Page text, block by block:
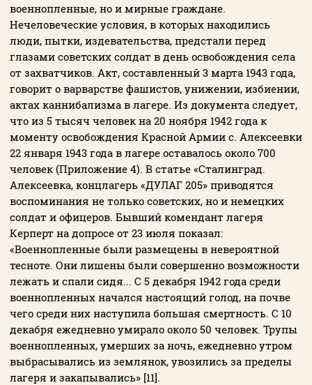
военнопленные, но и мирные граждане.
Нечеловеческие условия, в которых находились
люди, пытки, издевательства, предстали перед
глазами советских солдат в день освобождения села
от захватчиков. Акт, составленный 3 марта 1943 года,
говорит о варварстве фашистов, унижении, избиении,
актах каннибализма в лагере. Из документа следует,
что из 5 тысяч человек на 20 ноября 1942 года к
моменту освобождения Красной Армии с. Алексеевки
22 января 1943 года в лагере оставалось около 700
человек (Приложение 4). В статье «Сталинград.
Алексеевка, концлагерь «ДУЛАГ 205» приводятся
воспоминания не только советских, но и немецких
солдат и офицеров. Бывший комендант лагеря
Керперт на допросе от 23 июля показал:
«Военнопленные были размещены в невероятной
тесноте. Они лишены были совершенно возможности
лежать и спали сидя... С 5 декабря 1942 года среди
военнопленных начался настоящий голод, на почве
чего среди них наступила большая смертность. С 10
декабря ежедневно умирало около 50 человек. Трупы
военнопленных, умерших за ночь, ежедневно утром
выбрасывались из землянок, увозились за пределы
лагеря и закапывались» [11].